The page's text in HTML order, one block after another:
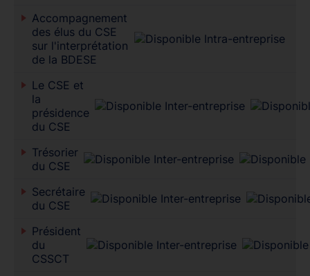
Accompagnement
des élus du CSE
sur l'interprétation
de la BDESE
Le CSE et
la
présidence
du CSE
Trésorier
du CSE
Secrétaire
du CSE
Président
du
CSSCT